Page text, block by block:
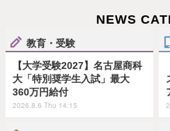
NEWS
教育・受験
【大学受験2027】名古屋商科
大「特別奨学生入試」最大
360万円給付
2026.8.6 Thu 14:15